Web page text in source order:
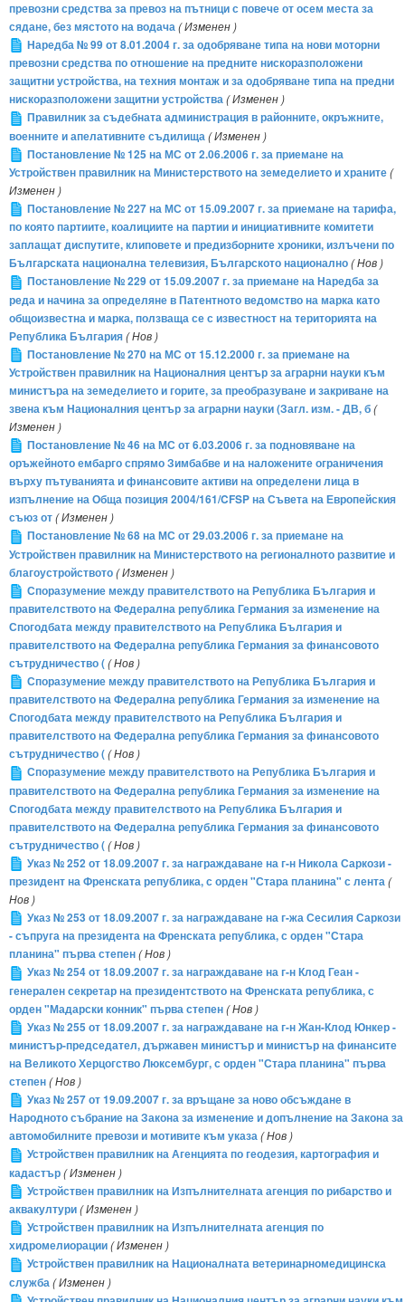
превозни средства за превоз на пътници с повече от осем места за
сядане, без мястото на водача( Изменен )
Наредба № 99 от 8.01.2004 г. за одобряване типа на нови моторни
превозни средства по отношение на предните нискоразположени
защитни устройства, на техния монтаж и за одобряване типа на предни
нискоразположени защитни устройства( Изменен )
Правилник за съдебната администрация в районните, окръжните,
военните и апелативните съдилища( Изменен )
Постановление № 125 на МС от 2.06.2006 г. за приемане на
Устройствен правилник на Министерството на земеделието и храните(
Изменен )
Постановление № 227 на МС от 15.09.2007 г. за приемане на тарифа,
по която партиите, коалициите на партии и инициативните комитети
заплащат диспутите, клиповете и предизборните хроники, излъчени по
Българската национална телевизия, Българското национално( Нов )
Постановление № 229 от 15.09.2007 г. за приемане на Наредба за
реда и начина за определяне в Патентното ведомство на марка като
общоизвестна и марка, ползваща се с известност на територията на
Република България( Нов )
Постановление № 270 на МС от 15.12.2000 г. за приемане на
Устройствен правилник на Националния център за аграрни науки към
министъра на земеделието и горите, за преобразуване и закриване на
звена към Националния център за аграрни науки (Загл. изм. - ДВ, б(
Изменен )
Постановление № 46 на МС от 6.03.2006 г. за подновяване на
оръжейното ембарго спрямо Зимбабве и на наложените ограничения
върху пътуванията и финансовите активи на определени лица в
изпълнение на Обща позиция 2004/161/CFSP на Съвета на Европейския
съюз от( Изменен )
Постановление № 68 на МС от 29.03.2006 г. за приемане на
Устройствен правилник на Министерството на регионалното развитие и
благоустройството( Изменен )
Споразумение между правителството на Република България и
правителството на Федерална република Германия за изменение на
Спогодбата между правителството на Република България и
правителството на Федерална република Германия за финансовото
сътрудничество (( Нов )
Споразумение между правителството на Република България и
правителството на Федерална република Германия за изменение на
Спогодбата между правителството на Република България и
правителството на Федерална република Германия за финансовото
сътрудничество (( Нов )
Споразумение между правителството на Република България и
правителството на Федерална република Германия за изменение на
Спогодбата между правителството на Република България и
правителството на Федерална република Германия за финансовото
сътрудничество (( Нов )
Указ № 252 от 18.09.2007 г. за награждаване на г-н Никола Саркози -
президент на Френската република, с орден "Стара планина" с лента(
Нов )
Указ № 253 от 18.09.2007 г. за награждаване на г-жа Сесилия Саркози
- съпруга на президента на Френската република, с орден "Стара
планина" първа степен( Нов )
Указ № 254 от 18.09.2007 г. за награждаване на г-н Клод Геан -
генерален секретар на президентството на Френската република, с
орден "Мадарски конник" първа степен( Нов )
Указ № 255 от 18.09.2007 г. за награждаване на г-н Жан-Клод Юнкер -
министър-председател, държавен министър и министър на финансите
на Великото Херцогство Люксембург, с орден "Стара планина" първа
степен( Нов )
Указ № 257 от 19.09.2007 г. за връщане за ново обсъждане в
Народното събрание на Закона за изменение и допълнение на Закона за
автомобилните превози и мотивите към указа( Нов )
Устройствен правилник на Агенцията по геодезия, картография и
кадастър( Изменен )
Устройствен правилник на Изпълнителната агенция по рибарство и
аквакултури( Изменен )
Устройствен правилник на Изпълнителната агенция по
хидромелиорации( Изменен )
Устройствен правилник на Националната ветеринарномедицинска
служба( Изменен )